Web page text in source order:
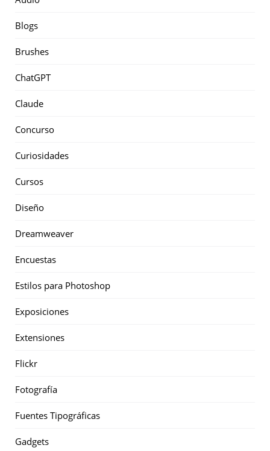
Blogs
Brushes
ChatGPT
Claude
Concurso
Curiosidades
Cursos
Diseño
Dreamweaver
Encuestas
Estilos para Photoshop
Exposiciones
Extensiones
Flickr
Fotografía
Fuentes Tipográficas
Gadgets